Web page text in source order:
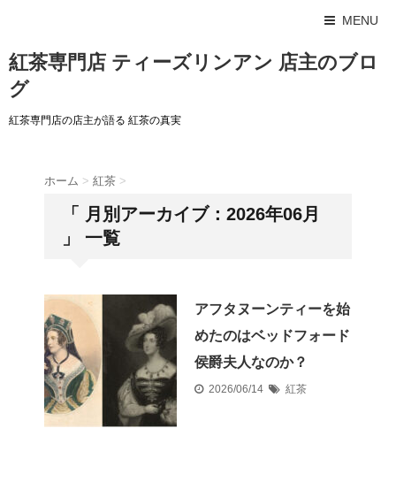
MENU
紅茶専門店 ティーズリンアン 店主のブロ
グ
紅茶専門店の店主が語る 紅茶の真実
ホーム > 紅茶 >
「 月別アーカイブ：2026年06月
」 一覧
アフタヌーンティーを始
めたのはベッドフォード
侯爵夫人なのか？
2026/06/14 紅茶